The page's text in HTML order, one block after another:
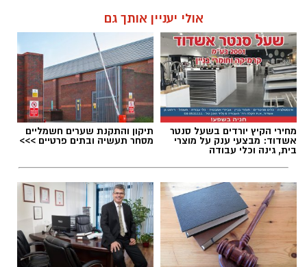
אולי יעניין אותך גם
מחירי הקיץ יורדים בשעל סנטר
אשדוד: מבצעי ענק על מוצרי
בית, גינה וכלי עבודה
תיקון והתקנת שערים חשמליים
מסחר תעשיה ובתים פרטיים >>>